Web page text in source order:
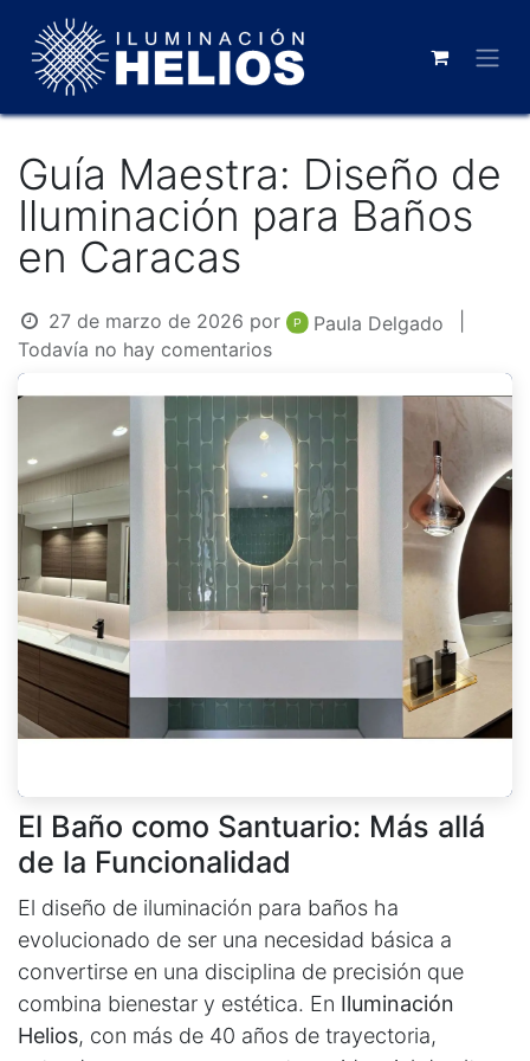
Guía Maestra: Diseño de
Iluminación para Baños
en Caracas
27 de marzo de 2026 por Paula Delgado
Todavía no hay comentarios
El Baño como Santuario: Más allá
de la Funcionalidad
El diseño de iluminación para baños ha
evolucionado de ser una necesidad básica a
convertirse en una disciplina de precisión que
combina bienestar y estética. En Iluminación
Helios, con más de 40 años de trayectoria,